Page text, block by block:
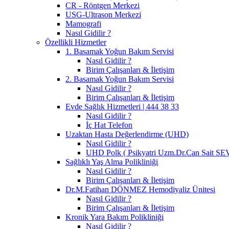
CR - Röntgen Merkezi
USG-Ultrason Merkezi
Mamografi
Nasıl Gidilir ?
Özellikli Hizmetler
1. Basamak Yoğun Bakım Servisi
Nasıl Gidilir ?
Birim Çalışanları & İletişim
2. Basamak Yoğun Bakım Servisi
Nasıl Gidilir ?
Birim Çalışanları & İletişim
Evde Sağlık Hizmetleri | 444 38 33
Nasıl Gidilir ?
İç Hat Telefon
Uzaktan Hasta Değerlendirme (UHD)
Nasıl Gidilir ?
UHD Polk ( Psikyatri Uzm.Dr.Can Sait
Sağlıklı Yaş Alma Polikliniği
Nasıl Gidilir ?
Birim Çalışanları & İletişim
Dr.M.Fatihan DÖNMEZ Hemodiyaliz Ünitesi
Nasıl Gidilir ?
Birim Çalışanları & İletişim
Kronik Yara Bakım Polikliniği
Nasıl Gidilir ?